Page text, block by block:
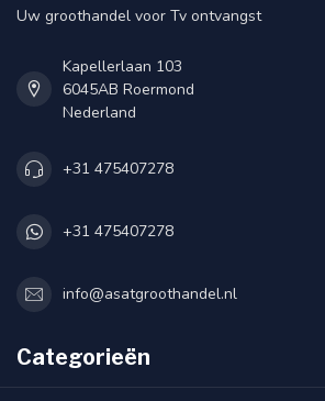
Uw groothandel voor Tv ontvangst
Kapellerlaan 103
6045AB Roermond
Nederland
+31 475407278
+31 475407278
info@asatgroothandel.nl
Categorieën